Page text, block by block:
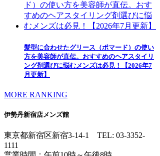
髪型に合わせたグリース（ポマード）の使い
方を美容師が直伝。おすすめのヘアスタイリ
ング剤選びに悩むメンズは必見！【2026年7
月更新】
MORE RANKING
伊勢丹新宿店メンズ館
東京都新宿区新宿3-14-1 TEL: 03-3352-
1111